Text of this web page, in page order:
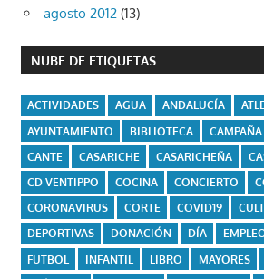
agosto 2012 (13)
NUBE DE ETIQUETAS
ACTIVIDADES AGUA ANDALUCÍA
AYUNTAMIENTO
BIBLIOTECA CAMPAÑA
CANTE
CASARICHE CASARICHEÑA
CD VENTIPPO
COCINA CONCIERTO
CORONAVIRUS
CORTE COVID19
DEPORTIVAS
DONACIÓN DÍA
FUTBOL
INFANTIL LIBRO MAYORES